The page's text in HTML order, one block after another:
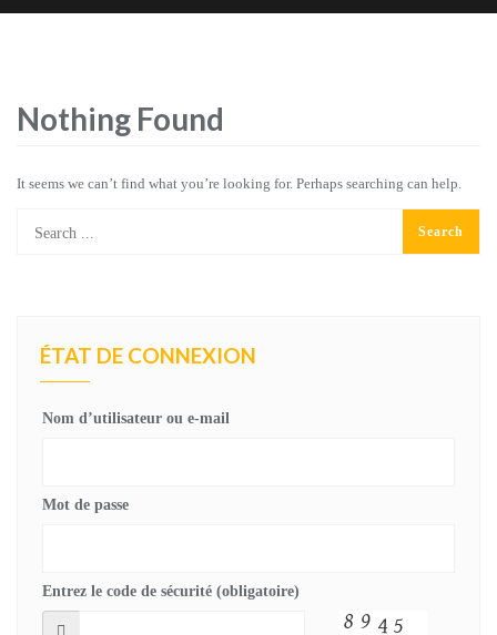
Nothing Found
It seems we can’t find what you’re looking for. Perhaps searching can help.
ÉTAT DE CONNEXION
Nom d’utilisateur ou e-mail
Mot de passe
Entrez le code de sécurité (obligatoire)